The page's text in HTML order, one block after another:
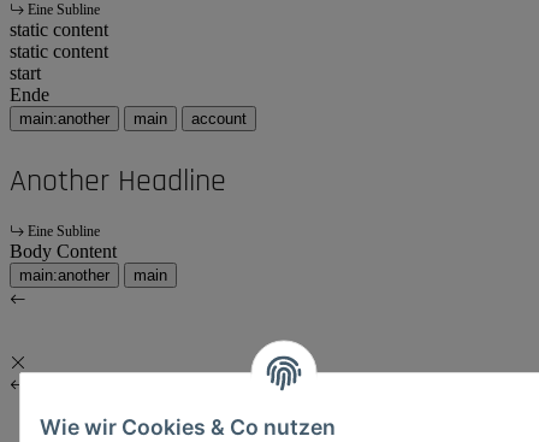
Wie wir Cookies & Co nutzen
Eine Subline
static content
static content
start
Ende
main:another main account
Another Headline
Eine Subline
Body Content
main:another main